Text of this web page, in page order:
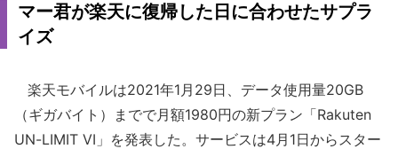
マー君が楽天に復帰した日に合わせたサプラ
イズ
楽天モバイルは2021年1月29日、データ使用量20GB
（ギガバイト）までで月額1980円の新プラン「Rakuten
UN-LIMIT VI」を発表した。サービスは4月1日からスター